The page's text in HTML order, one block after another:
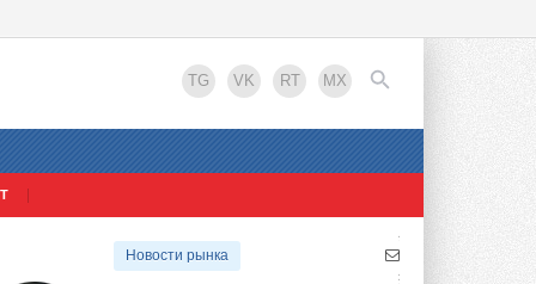
TG VK RT MX
EN
Новости рынка